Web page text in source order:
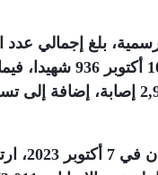
بلغ إجمالي
إطلاق النار في 10
ومنذ